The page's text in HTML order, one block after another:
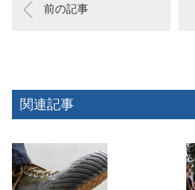
前の記事
関連記事